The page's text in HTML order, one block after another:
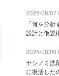
2026/08/07
「何を分
設計と仮説
2026/08/06
ヤシノミ洗
に復活した